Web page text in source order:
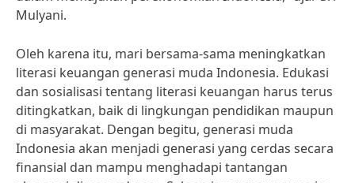
Mulyani.
Oleh karena itu, mari bersama-sama meningkatkan
literasi keuangan generasi muda Indonesia. Edukasi
dan sosialisasi tentang literasi keuangan harus terus
ditingkatkan, baik di lingkungan pendidikan maupun
di masyarakat. Dengan begitu, generasi muda
Indonesia akan menjadi generasi yang cerdas secara
finansial dan mampu menghadapi tantangan